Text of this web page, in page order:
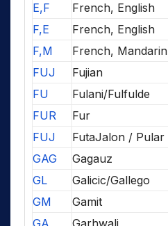
E,F
French, English
F,E
French, English
F,M
French, Mandarin
FUJ
Fujian
FU
Fulani/Fulfulde
FUR
Fur
FUJ
FutaJalon / Pular
GAG
Gagauz
GL
Galicic/Gallego
GM
Gamit